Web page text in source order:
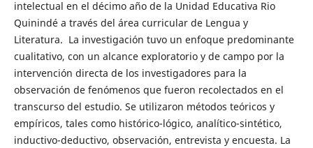
intelectual en el décimo año de la Unidad Educativa Rio
Quinindé a través del área curricular de Lengua y
Literatura. La investigación tuvo un enfoque predominante
cualitativo, con un alcance exploratorio y de campo por la
intervención directa de los investigadores para la
observación de fenómenos que fueron recolectados en el
transcurso del estudio. Se utilizaron métodos teóricos y
empíricos, tales como histórico-lógico, analítico-sintético,
inductivo-deductivo, observación, entrevista y encuesta. La